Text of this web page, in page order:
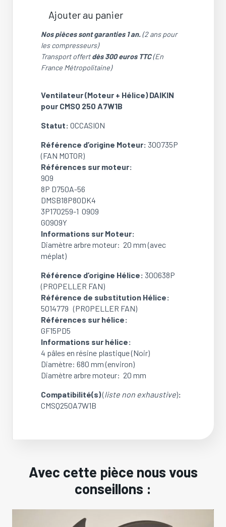
quantité
de
Ventilateur
(Moteur
+
pour
CMSQ250A7W1B
300735P
+
300638P)
(OCCASION)
Ajouter au panier
Nos pièces sont garanties 1 an.(2 ans pour
les compresseurs)
Transport offertdès 300 euros TTC(En
France Métropolitaine)
Ventilateur (Moteur + Hélice) DAIKIN
pour CMSQ 250 A7W1B
Statut: OCCASION
Référence d’origine Moteur: 300735P
(FAN MOTOR)
Références sur moteur:
909
8P D750A-56
DMSB18P80DK4
3P170259-1 0909
G0909Y
Informations sur Moteur:
Diamètre arbre moteur: 20 mm (avec
méplat)
Référence d’origine Hélice: 300638P
(PROPELLER FAN)
Référence de substitution Hélice:
5014779 (PROPELLER FAN)
Références sur hélice:
GF15PD5
Informations sur hélice:
4 pâles en résine plastique (Noir)
Diamètre: 680 mm (environ)
Diamètre arbre moteur: 20 mm
Compatibilité(s)(liste non exhaustive):
CMSQ250A7W1B
Avec cette pièce nous vous
conseillons :